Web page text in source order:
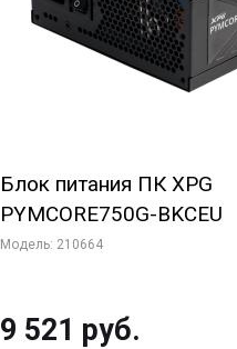
Блок питания ПК XPG
PYMCORE750G-BKCEU
Модель: 210664
9 521 руб.